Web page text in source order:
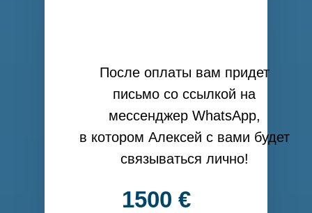
1500 €
После оплаты вам придет
письмо со ссылкой на
мессенджер WhatsApp,
в котором Алексей с вами будет
связываться лично!